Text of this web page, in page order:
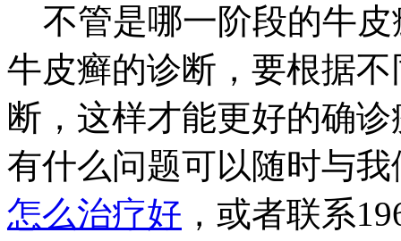
不管是哪一阶段的牛皮
牛皮癣的诊断，要根据
断，这样才能更好的确
有什么问题可以随时与
怎么治疗好 ，或者联系